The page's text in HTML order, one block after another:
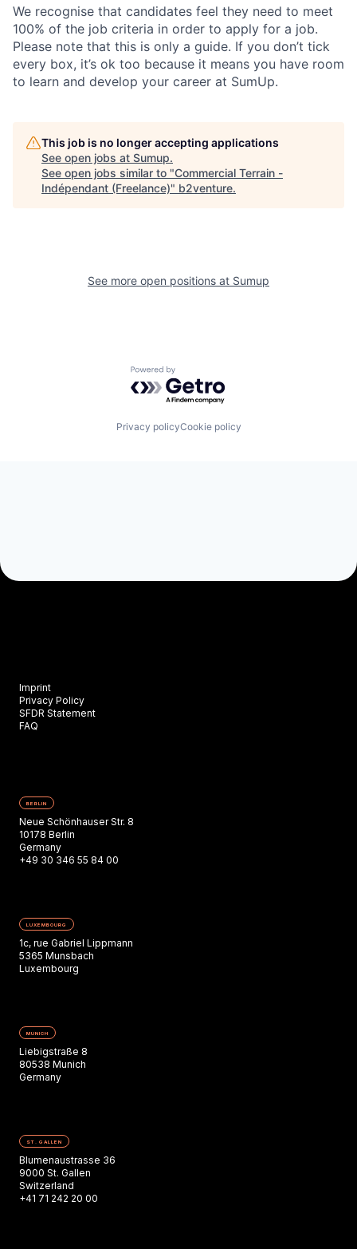
We recognise that candidates feel they need to meet
100% of the job criteria in order to apply for a job.
Please note that this is only a guide. If you don’t tick
every box, it’s ok too because it means you have room
to learn and develop your career at SumUp.
This job is no longer accepting applications
See open jobs at Sumup.
See open jobs similar to "Commercial Terrain -
Indépendant (Freelance)" b2venture.
See more open positions at Sumup
Powered by Getro.com
Privacy policyCookie policy
Imprint
Privacy Policy
SFDR Statement
FAQ
BERLIN
Neue Schönhauser Str. 8
10178 Berlin
Germany
+49 30 346 55 84 00
LUXEMBOURG
1c, rue Gabriel Lippmann
5365 Munsbach
Luxembourg
MUNICH
Liebigstraße 8
80538 Munich
Germany
ST. GALLEN
Blumenaustrasse 36
9000 St. Gallen
Switzerland
+41 71 242 20 00